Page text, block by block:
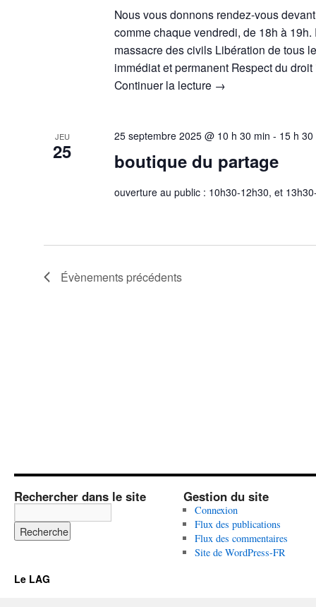
Nous vous donnons rendez-vous
comme chaque vendredi, de 18h à
massacre des civils Libération de tous
immédiat et permanent Respect du
Continuer la lecture →
JEU
25 boutique du partage
25 septembre 2025 @ 10 h 30 min - 15 h
ouverture au public : 10h30-12h30, et
Évènements précédents
Rechercher dans le site Gestion du site
Connexion
Flux des publications
Flux des commentaires
Site de WordPress-FR
Le LAG